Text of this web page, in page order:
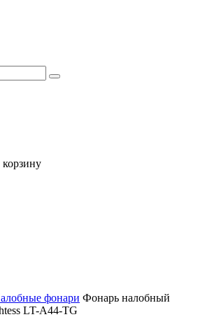
корзину
фонари Фонарь налобный
LT-A44-TG